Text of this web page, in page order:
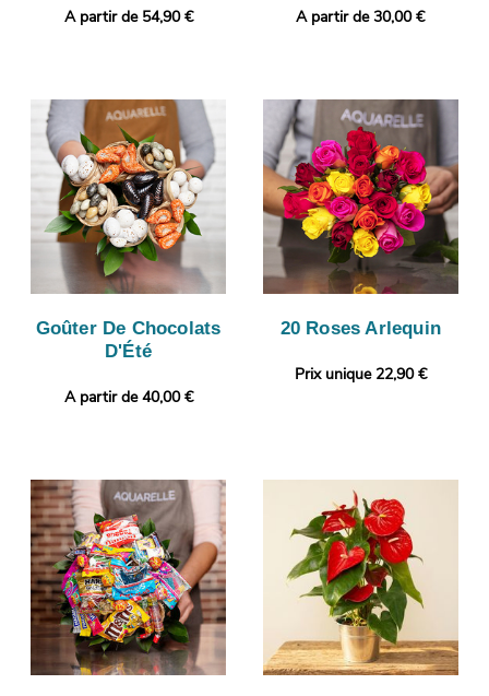
A partir de 54,90 € A partir de 30,00 €
Goûter De Chocolats
D'Été
A partir de 40,00 €
20 Roses Arlequin
Prix unique 22,90 €